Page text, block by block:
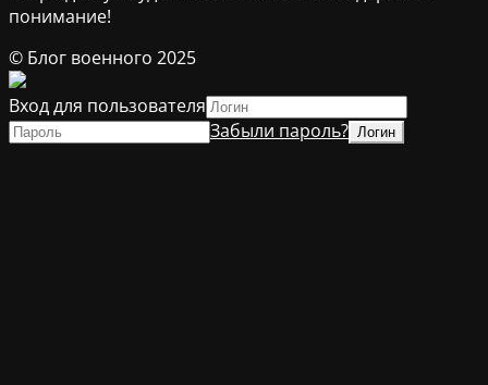
понимание!
© Блог военного 2025
Вход для пользователя
Забыли пароль?